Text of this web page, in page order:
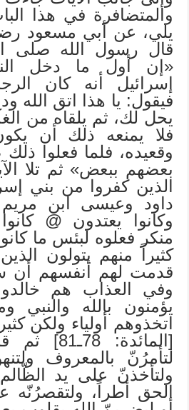
والمتضافرة في هذا
يلي، عن أبي مسعود
قال رسول الله صلى
«إن أول ما دخل
إسرائيل أنه كان
فيقول: يا هذا اتق الله
يحل لك، ثم يلقاه من
فلا يمنعه ذلك أن
وقعيده، فلما فعلوا
بعضهم ببعض» ثم تلا
الذين كفروا من بني
داود وعيسى ابن
وكانوا يعتدون @
منكر فعلوه لبئس ما
كثيراً منهم يتولون
قدمت لهم أنفسهم أن
وفي العذاب هم
يؤمنون بالله والنبي
اتخذوهم أولياء ولكن
[المائدة:
لتأمرُنّ بالمعروف
ولتأخذنّ على يد
الحق أطراً، ولتقصرُنّه